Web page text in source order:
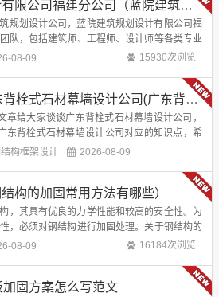
公司（蓝院建筑规划设计有限公司福建分公司怎么样）
规划设计公司，蓝院建筑规划设计有限公司福
队，包括建筑师、工程师、设计师等各类专业
公司福建分公司的业务范围涵盖了建筑规划、
08-09 15930次浏览
广东背栓式石材幕墙设计公司(广东背栓式石材幕墙设计公司)
章给大家谈谈广东背栓式石材幕墙设计公司，
东背栓式石材幕墙设计公司对应的知识点，希
位有所帮助，不要忘了收藏本站喔，本文目录
好做，2、，背栓式干挂石材厂开孔吗，3、，石
墙背栓式连接优势？幕墙设计师必备！， ↓ ↓ ↓ ↓
构框架设计 2026-08-09
构的加固常用方法有哪些）
，其具有优良的力学性能和较高的安全性。为
，必须对钢结构进行加固处理。关于钢结构的
知道你从中找到你需要的信息了吗 ？...
08-09 16184次浏览
固方案怎么写范文